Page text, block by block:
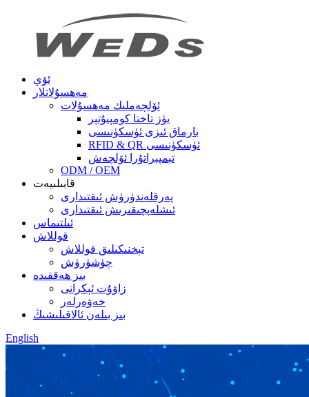
ئۆي
مەھسۇلاتلار
ئۆلچەملىك مەھسۇلات
يۈز تاختا كومپيۇتېر
بارماق ئىزى ئۈسكۈنىسى
RFID & QR ئۈسكۈنىسى
تېمپېراتۇرا ئۆلچەش
ODM / OEM
قابىلىيەت
پەرقلەندۈرۈش ئىقتىدارى
ئىشلەپچىقىرىش ئىقتىدارى
ئىلتىماس
قوللاش
تېخنىكىلىق قوللاش
چۈشۈرۈش
بىز ھەققىدە
زاۋۇت ئېكرانى
خەۋەرلەر
بىز بىلەن ئالاقىلىشىڭ
English